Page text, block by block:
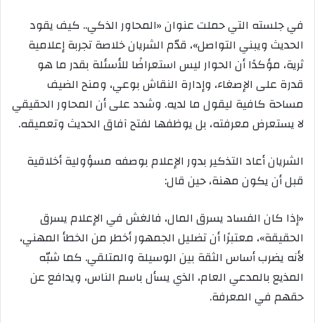
في جلسته التي حملت عنوان «المحاور الذكي.. كيف يقود
الحديث ويبني التواصل»، قدّم الشريان خلاصة تجربة إعلامية
ثرية، مؤكدًا أن الحوار ليس استعراضًا للأسئلة بقدر ما هو
قدرة على الإصغاء، وإدارة النقاش بوعي، ومنح الضيف
مساحة كافية ليقول ما لديه. وشدد على أن المحاور الحقيقي
لا يستعرض معرفته، بل يوظفها لفتح آفاق الحديث وتعميقه.
الشريان أعاد التذكير بدور الإعلام بوصفه مسؤولية أخلاقية
قبل أن يكون مهنة، حين قال:
«إذا كان الفساد يسرق المال، فالغش في الإعلام يسرق
الحقيقة»، معتبرًا أن تضليل الجمهور أخطر من الخطأ المهني،
لأنه يضرب أساس الثقة بين الوسيلة والمتلقي. كما شبّه
المذيع بالمدعي العام، الذي يسأل باسم الناس، ويدافع عن
حقهم في المعرفة.